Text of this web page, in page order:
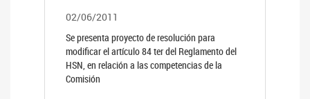
02/06/2011
Se presenta proyecto de resolución para
modificar el artículo 84 ter del Reglamento del
HSN, en relación a las competencias de la
Comisión